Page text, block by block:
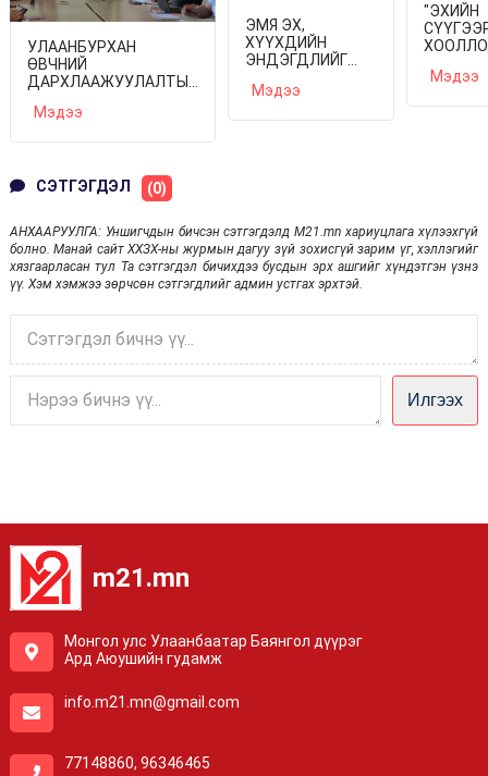
УЛААНБУРХАН
ӨВЧНИЙ
ДАРХЛААЖУУЛАЛТЫН
ТӨЛӨВЛӨГӨӨГ
Мэдээ
ЭМЯ ЭХ,
ХҮҮХДИЙН
ЭНДЭГДЛИЙГ
ЧИГЛЭЛЭЭР
Мэдээ
"ЭХИЙН
Мэдээ
СЭТГЭГДЭЛ (0)
АНХААРУУЛГА: Уншигчдын бичсэн сэтгэгдэлд M21.mn хариуцлага хүлээхгүй
болно. Манай сайт ХХЗХ-ны журмын дагуу зүй зохисгүй зарим үг, хэллэгийг
хязгаарласан тул Та сэтгэгдэл бичихдээ бусдын эрх ашгийг хүндэтгэн үзнэ
үү. Хэм хэмжээ зөрчсөн сэтгэгдлийг админ устгах эрхтэй.
Илгээх
m21.mn
Монгол улс Улаанбаатар Баянгол дүүрэг
Ард Аюушийн гудамж
info.m21.mn@gmail.com
77148860, 96346465